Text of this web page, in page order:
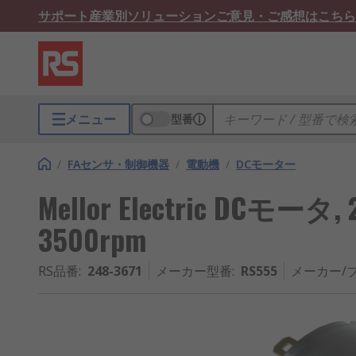
サポート産業別ソリューションご意見・ご感想はこちら
メニュー 型番
/ FAセンサ・制御機器 / 電動機 / DCモーター
Mellor Electric DCモータ,
3500rpm
RS品番: 248-3671 メーカー型番: RS555 メーカー/